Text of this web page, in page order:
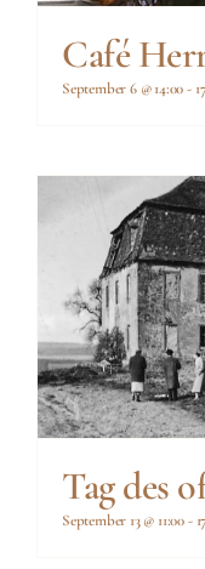
Café
September 6 @ 14:00-
Tag des
September 13 @ 11:00-